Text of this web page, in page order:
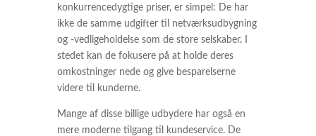
konkurrencedygtige priser, er simpel: De har
ikke de samme udgifter til netværksudbygning
og -vedligeholdelse som de store selskaber. I
stedet kan de fokusere på at holde deres
omkostninger nede og give besparelserne
videre til kunderne.
Mange af disse billige udbydere har også en
mere moderne tilgang til kundeservice. De